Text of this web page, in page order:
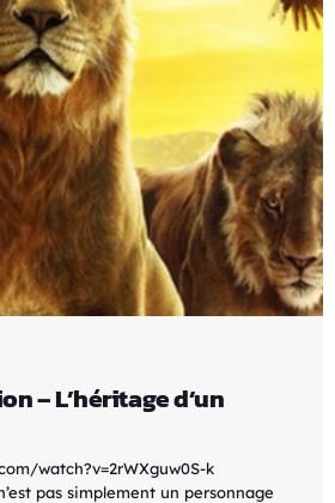
– L’héritage d’un
watch?v=2rWXguw0S-k
pas simplement un personnage